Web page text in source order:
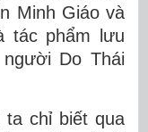
Minh Giáo và
tác phẩm lưu
Do Thái
ta chỉ biết qua